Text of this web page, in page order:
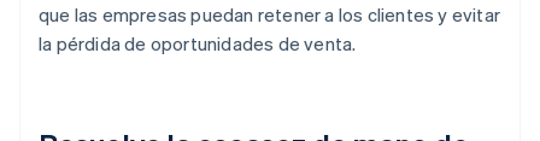
que las empresas puedan retener a los clientes y evitar
la pérdida de oportunidades de venta.